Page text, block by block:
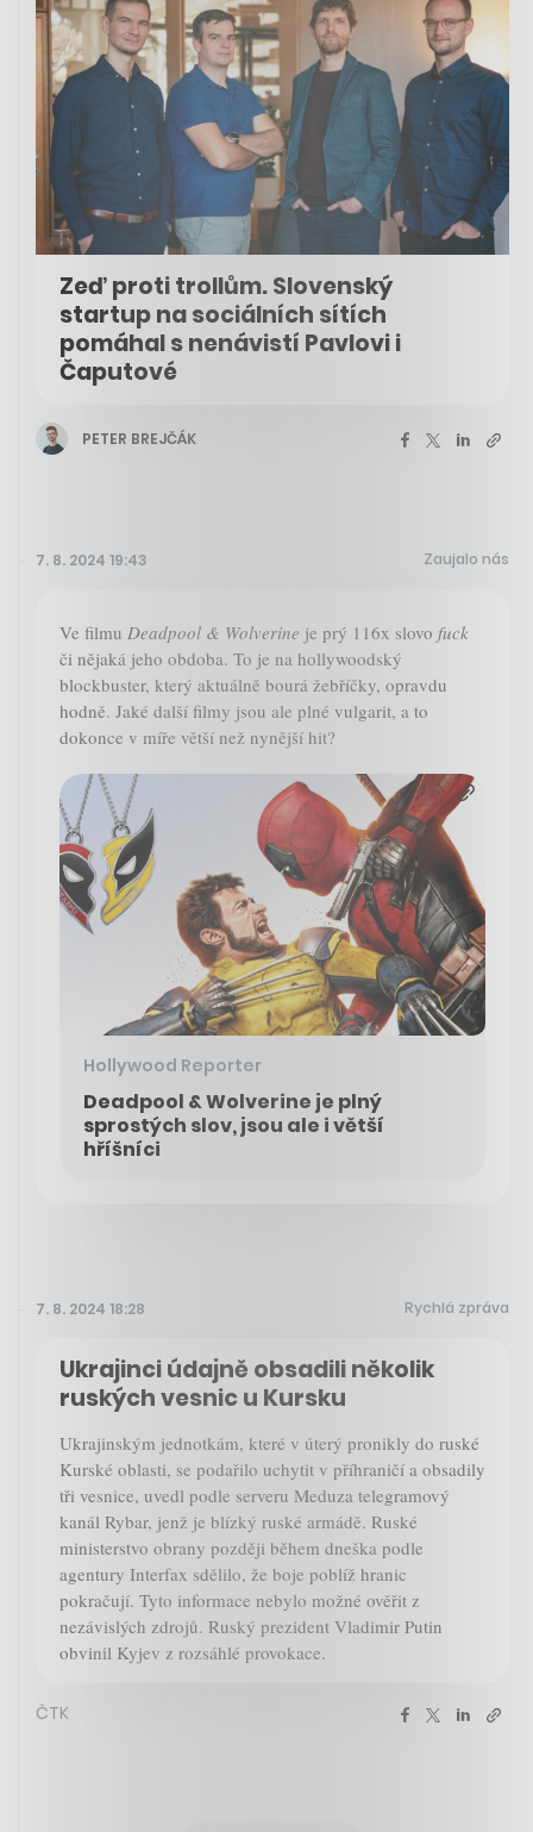
Zeď proti trollům. Slovenský
startup na sociálních sítích
pomáhal s nenávistí Pavlovi i
Čaputové
PETER BREJČÁK
7. 8. 2024 19:43 Zaujalo nás
Ve filmu Deadpool & Wolverine je prý 116x slovo fuck
či nějaká jeho obdoba. To je na hollywoodský
blockbuster, který aktuálně bourá žebříčky, opravdu
hodně. Jaké další filmy jsou ale plné vulgarit, a to
dokonce v míře větší než nynější hit?
Hollywood Reporter
Deadpool & Wolverine je plný
sprostých slov, jsou ale i větší
hříšníci
7. 8. 2024 18:28 Rychlá zpráva
Ukrajinci údajně obsadili několik
ruských vesnic u Kursku
Ukrajinským jednotkám, které v úterý pronikly do ruské
Kurské oblasti, se podařilo uchytit v příhraničí a obsadily
tři vesnice, uvedl podle serveru Meduza telegramový
kanál Rybar, jenž je blízký ruské armádě. Ruské
ministerstvo obrany později během dneška podle
agentury Interfax sdělilo, že boje poblíž hranic
pokračují. Tyto informace nebylo možné ověřit z
nezávislých zdrojů. Ruský prezident Vladimir Putin
obvinil Kyjev z rozsáhlé provokace.
ČTK